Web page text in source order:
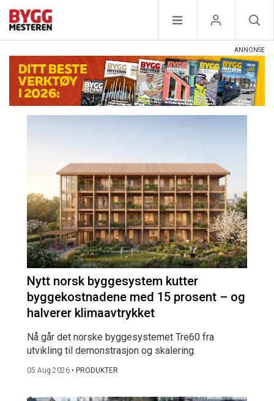
Nytt norsk byggesystem kutter
byggekostnadene med 15 prosent – og
halverer klimaavtrykket
Nå går det norske byggesystemet Tre60 fra
utvikling til demonstrasjon og skalering.
05 Aug 2026 • PRODUKTER